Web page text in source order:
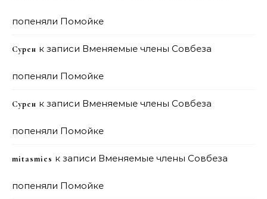
попеняли Помойке
Сурен к записи Вменяемые члены Совбеза
попеняли Помойке
Сурен к записи Вменяемые члены Совбеза
попеняли Помойке
mitasmies к записи Вменяемые члены Совбеза
попеняли Помойке